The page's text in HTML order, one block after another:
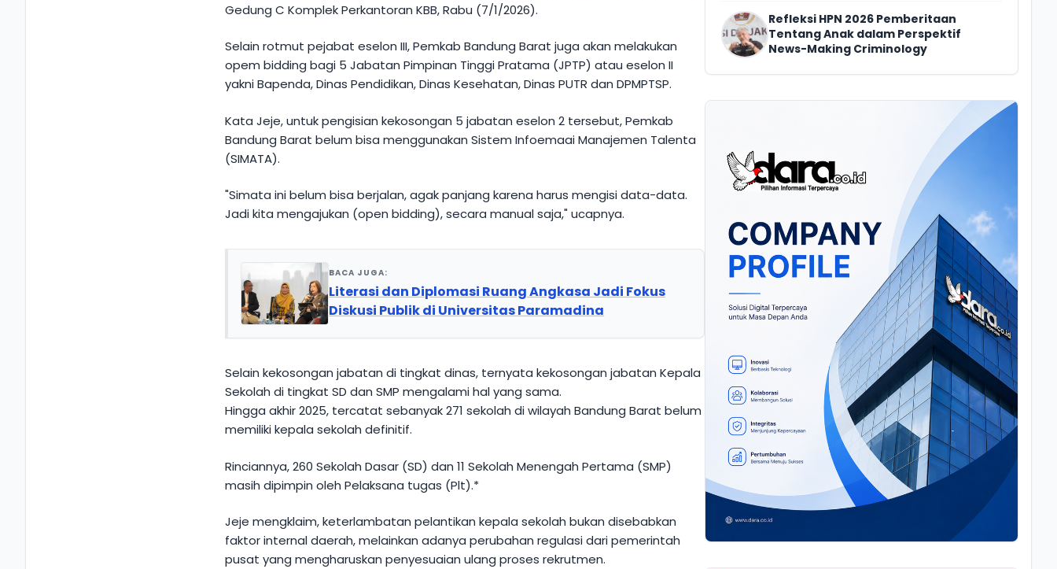
Gedung C Komplek Perkantoran KBB, Rabu (7/1/2026).
Selain rotmut pejabat eselon III, Pemkab Bandung Barat juga akan melakukan
opem bidding bagi 5 Jabatan Pimpinan Tinggi Pratama (JPTP) atau eselon II
yakni Bapenda, Dinas Pendidikan, Dinas Kesehatan, Dinas PUTR dan DPMPTSP.
Kata Jeje, untuk pengisian kekosongan 5 jabatan eselon 2 tersebut, Pemkab
Bandung Barat belum bisa menggunakan Sistem Infoemaai Manajemen Talenta
(SIMATA).
"Simata ini belum bisa berjalan, agak panjang karena harus mengisi data-data.
Jadi kita mengajukan (open bidding), secara manual saja," ucapnya.
BACA JUGA:
Literasi dan Diplomasi Ruang Angkasa Jadi Fokus
Diskusi Publik di Universitas Paramadina
Selain kekosongan jabatan di tingkat dinas, ternyata kekosongan jabatan Kepala
Sekolah di tingkat SD dan SMP mengalami hal yang sama.
Hingga akhir 2025, tercatat sebanyak 271 sekolah di wilayah Bandung Barat belum
memiliki kepala sekolah definitif.
Rinciannya, 260 Sekolah Dasar (SD) dan 11 Sekolah Menengah Pertama (SMP)
masih dipimpin oleh Pelaksana tugas (Plt).*
Jeje mengklaim, keterlambatan pelantikan kepala sekolah bukan disebabkan
faktor internal daerah, melainkan adanya perubahan regulasi dari pemerintah
pusat yang mengharuskan penyesuaian ulang proses rekrutmen.
Refleksi HPN 2026 Pemberitaan
Tentang Anak dalam Perspektif
News-Making Criminology